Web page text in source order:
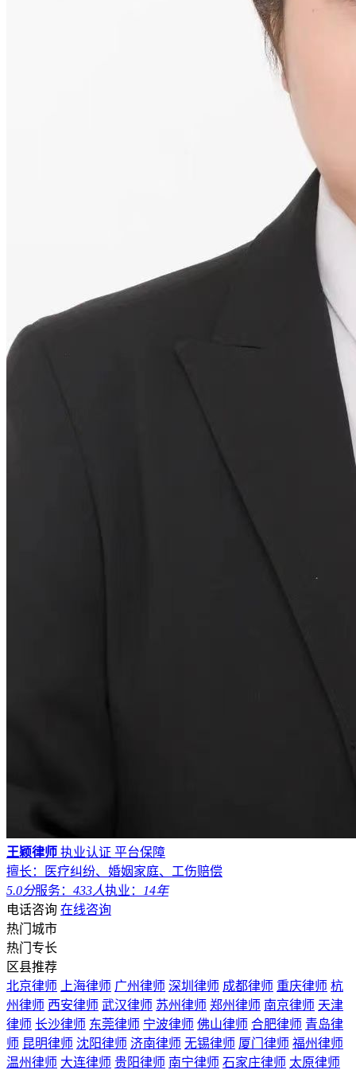
王颖律师 执业认证 平台保障
擅长：医疗纠纷、婚姻家庭、工伤赔偿
5.0分服务： 433人执业：
14年
电话咨询 在线咨询
热门城市
热门专长
区县推荐
北京律师
上海律师 广州律师 深圳律师 成都律师 重庆律师 杭
州律师 西安律师 武汉律师 苏州律师 郑州律师 南京律师 天津
律师 长沙律师 东莞律师 宁波律师 佛山律师 合肥律师 青岛律
师 昆明律师 沈阳律师 济南律师 无锡律师 厦门律师 福州律师
温州律师 大连律师 贵阳律师 南宁律师 石家庄律师 太原律师